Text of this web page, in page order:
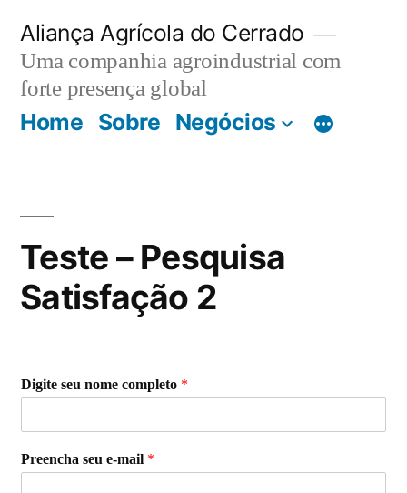
Aliança Agrícola do Cerrado
Uma companhia agroindustrial com
forte presença global
Home Sobre Negócios
Teste – Pesquisa
Satisfação 2
Digite seu nome completo *
Preencha seu e-mail *